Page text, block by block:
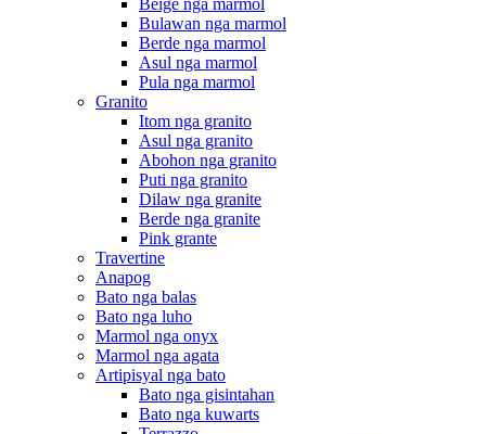
Beige nga marmol
Bulawan nga marmol
Berde nga marmol
Asul nga marmol
Pula nga marmol
Granito
Itom nga granito
Asul nga granito
Abohon nga granito
Puti nga granito
Dilaw nga granite
Berde nga granite
Pink grante
Travertine
Anapog
Bato nga balas
Bato nga luho
Marmol nga onyx
Marmol nga agata
Artipisyal nga bato
Bato nga gisintahan
Bato nga kuwarts